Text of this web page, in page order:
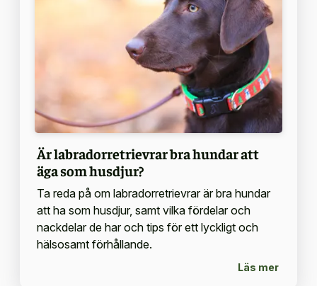
Är labradorretrievrar bra hundar att
äga som husdjur?
Ta reda på om labradorretrievrar är bra hundar
att ha som husdjur, samt vilka fördelar och
nackdelar de har och tips för ett lyckligt och
hälsosamt förhållande.
Läs mer